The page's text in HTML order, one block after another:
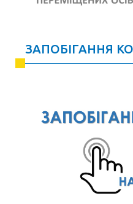
ЗАПОБІГАННЯ